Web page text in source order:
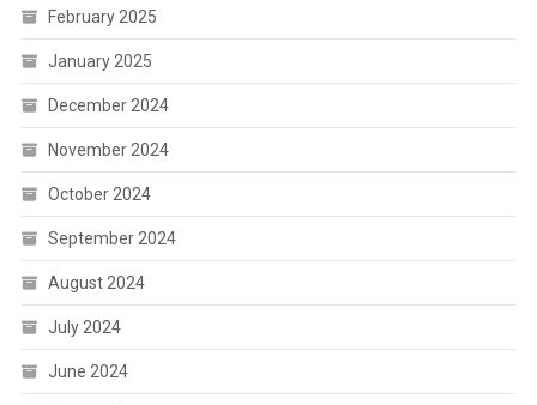
February 2025
January 2025
December 2024
November 2024
October 2024
September 2024
August 2024
July 2024
June 2024